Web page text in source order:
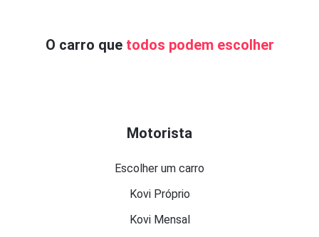
O carro que todos podem escolher
Motorista
Escolher um carro
Kovi Próprio
Kovi Mensal